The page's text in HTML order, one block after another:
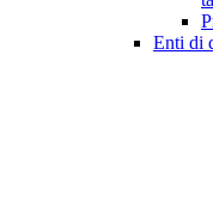
Enti di